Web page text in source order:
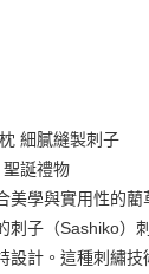
】
供，台灣大哥大用戶
分期」，訂單成立
細膩縫製刺子
聖誕禮物
美學與實用性的
刺子（Sashiko）
設計。這種刺繡技